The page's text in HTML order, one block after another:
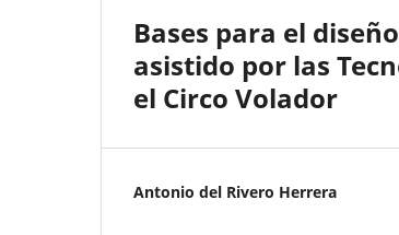
Bases para el
asistido por las
el Circo Volador
Antonio del Rivero Herrera